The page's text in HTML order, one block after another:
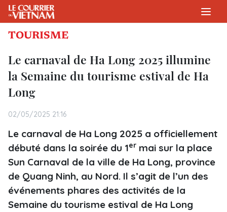
TOURISME
Le carnaval de Ha Long 2025 illumine
la Semaine du tourisme estival de Ha
Long
02/05/2025 21:16
Le carnaval de Ha Long 2025 a officiellement
débuté dans la soirée du 1er mai sur la place
Sun Carnaval de la ville de Ha Long, province
de Quang Ninh, au Nord. Il s’agit de l’un des
événements phares des activités de la
Semaine du tourisme estival de Ha Long